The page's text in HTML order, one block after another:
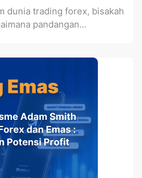
dunia trading forex, bisakah
pandangan...